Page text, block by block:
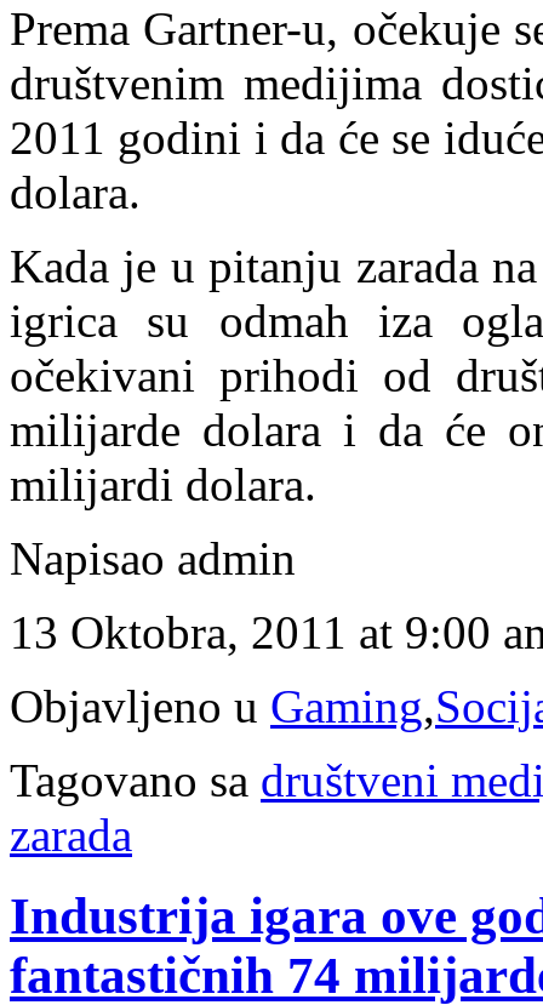
Prema Gartner-u, očekuje
društvenim medijima
2011 godini i da će se
dolara.
Kada je u pitanju zarada
igrica su odmah iza
očekivani prihodi od
milijarde dolara i da će
milijardi dolara.
Napisao admin
13 Oktobra, 2011 at 9:00
Objavljeno u Gaming,
Tagovano sa društveni
zarada
Industrija igara ove
fantastičnih 74